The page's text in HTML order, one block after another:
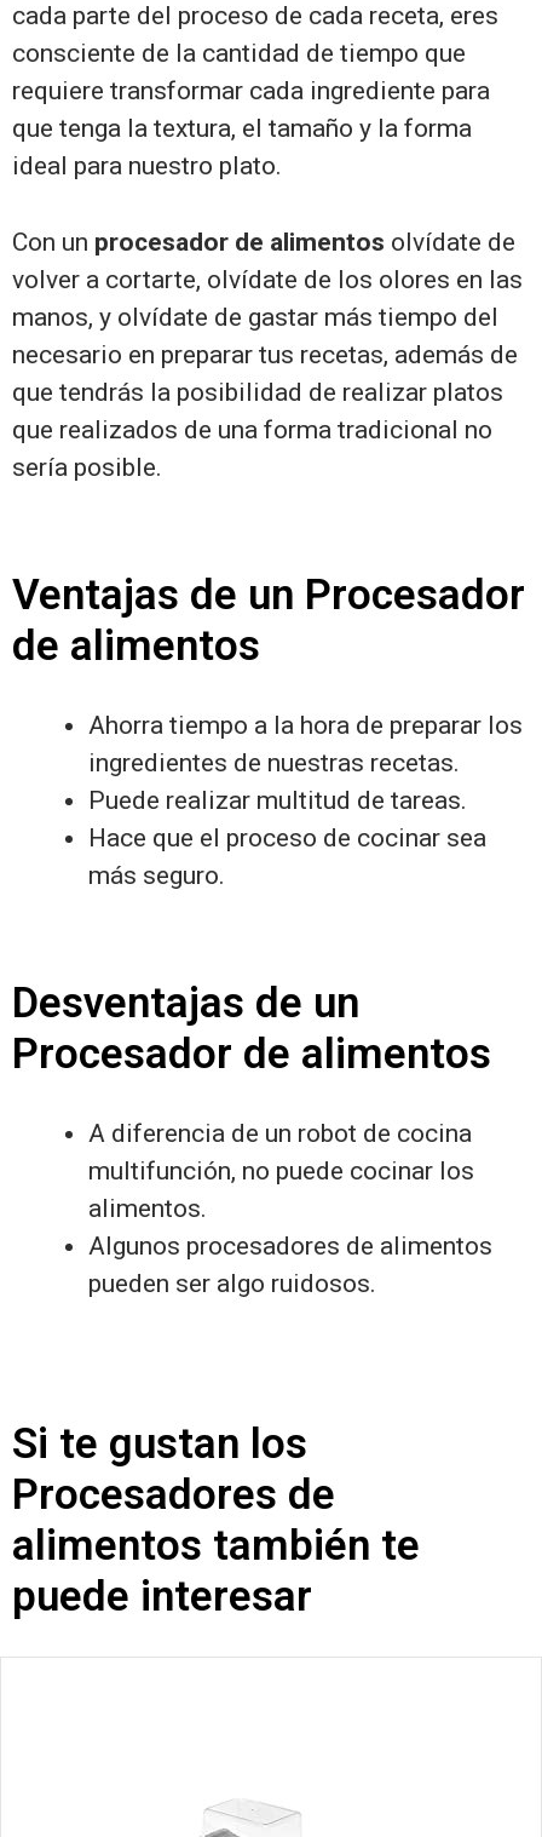
cada parte del proceso de cada receta, eres
consciente de la cantidad de tiempo que
requiere transformar cada ingrediente para
que tenga la textura, el tamaño y la forma
ideal para nuestro plato.
Con un procesador de alimentos olvídate de
volver a cortarte, olvídate de los olores en las
manos, y olvídate de gastar más tiempo del
necesario en preparar tus recetas, además de
que tendrás la posibilidad de realizar platos
que realizados de una forma tradicional no
sería posible.
Ventajas de un Procesador
de alimentos
Ahorra tiempo a la hora de preparar los
ingredientes de nuestras recetas.
Puede realizar multitud de tareas.
Hace que el proceso de cocinar sea
más seguro.
Desventajas de un
Procesador de alimentos
A diferencia de un robot de cocina
multifunción, no puede cocinar los
alimentos.
Algunos procesadores de alimentos
pueden ser algo ruidosos.
Si te gustan los
Procesadores de
alimentos también te
puede interesar